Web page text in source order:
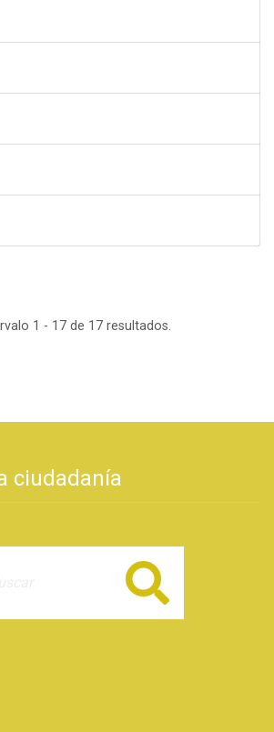
1 - 17 de 17 resultados.
ciudadanía
Buscar